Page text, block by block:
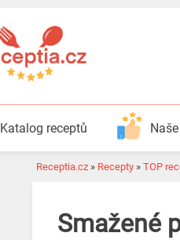
Katalog receptů
Receptia.cz » Recepty » TOP
Smažené